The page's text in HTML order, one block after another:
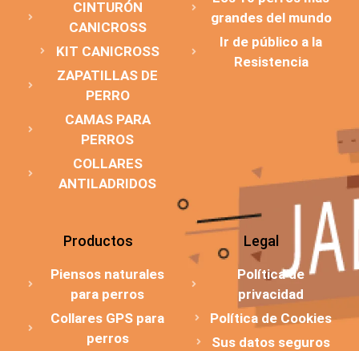
CINTURÓN
CANICROSS
KIT CANICROSS
ZAPATILLAS DE
PERRO
CAMAS PARA
PERROS
COLLARES
ANTILADRIDOS
grandes del mundo
Ir de público a la
Resistencia
Productos
Piensos naturales
para perros
Collares GPS para
perros
Legal
Política de
privacidad
Política de Cookies
Sus datos seguros